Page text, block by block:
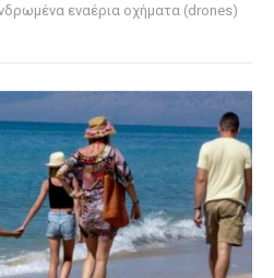
εναέρια οχήματα (drones)